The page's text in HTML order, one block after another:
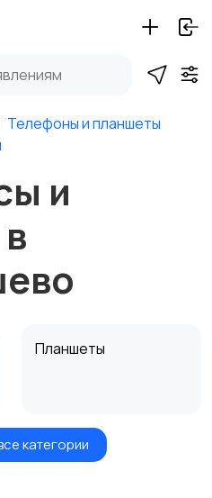
Телефоны и планшеты
и
Планшеты
Стационарные
категории